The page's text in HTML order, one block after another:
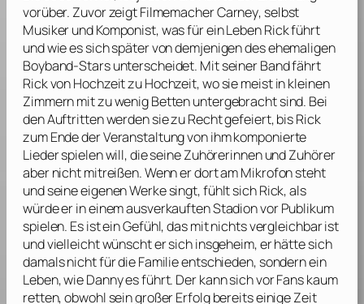
vorüber. Zuvor zeigt FilmemacherCarney, selbst
Musiker und Komponist, was für ein Leben Rick führt
und wie es sich später von demjenigen des ehemaligen
Boyband-Stars unterscheidet. Mit seiner Band fährt
Rick von Hochzeit zu Hochzeit, wo sie meist in kleinen
Zimmern mit zu wenig Betten untergebracht sind. Bei
den Auftritten werden sie zu Recht gefeiert, bis Rick
zum Ende der Veranstaltung von ihm komponierte
Lieder spielen will, die seine Zuhörerinnen und Zuhörer
aber nicht mitreißen. Wenn er dort am Mikrofon steht
und seine eigenen Werke singt, fühlt sich Rick, als
würde er in einem ausverkauften Stadion vor Publikum
spielen. Es ist ein Gefühl, das mit nichts vergleichbar ist
und vielleicht wünscht er sich insgeheim, er hätte sich
damals nicht für die Familie entschieden, sondern ein
Leben, wie Danny es führt. Der kann sich vor Fans kaum
retten, obwohl sein großer Erfolg bereits einige Zeit